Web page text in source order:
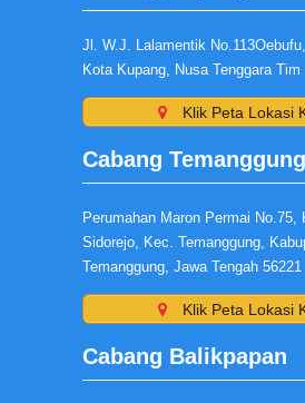
Jl. W.J. Lalamentik
Kota Kupang, Nusa Tenggara Tim
Klik Peta Lokasi
Cabang Temanggung
Perumahan Maron Permai No.75,
Sidorejo, Kec. Temanggung,
Temanggung, Jawa Tengah 56221
Klik Peta Lokasi
Cabang Balikpapan